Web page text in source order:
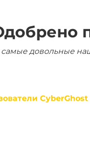
самые довольные
CyberGhost